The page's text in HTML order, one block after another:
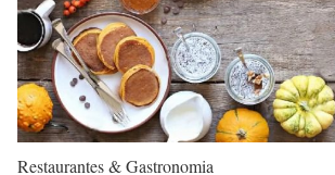
Restaurantes & Gastronomia